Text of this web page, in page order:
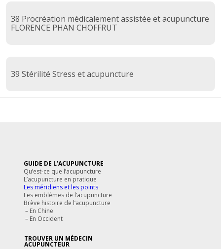
38 Procréation médicalement assistée et acupuncture
FLORENCE PHAN CHOFFRUT
39 Stérilité Stress et acupuncture
GUIDE DE L’ACUPUNCTURE
Qu’est-ce que l’acupuncture
L’acupuncture en pratique
Les méridiens et les points
Les emblèmes de l’acupuncture
Brève histoire de l’acupuncture
– En Chine
– En Occident
TROUVER UN MÉDECIN
ACUPUNCTEUR